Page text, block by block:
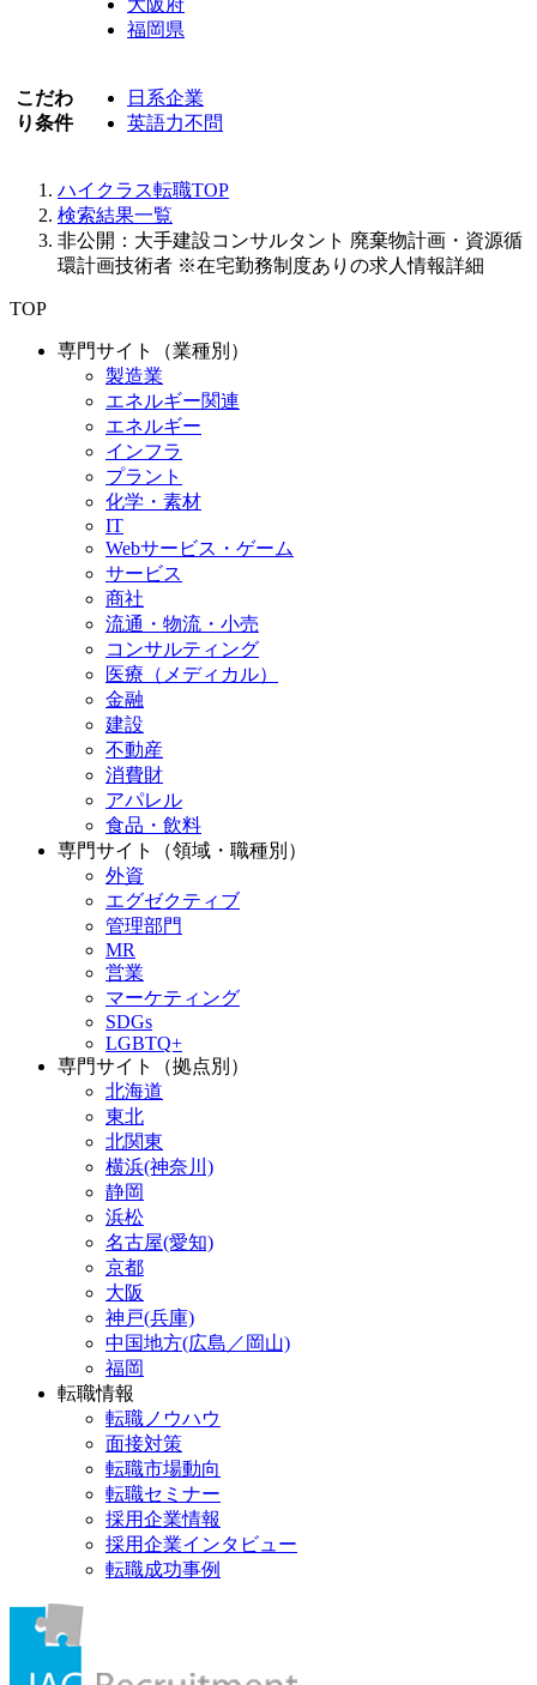
大阪府
福岡県
こだわ
り条件
日系企業
英語力不問
ハイクラス転職TOP
検索結果一覧
非公開：大手建設コンサルタント 廃棄物計画・資源循
環計画技術者 ※在宅勤務制度ありの求人情報詳細
TOP
専門サイト（業種別）
製造業
エネルギー関連
エネルギー
インフラ
プラント
化学・素材
IT
Webサービス・ゲーム
サービス
商社
流通・物流・小売
コンサルティング
医療（メディカル）
金融
建設
不動産
消費財
アパレル
食品・飲料
専門サイト（領域・職種別）
外資
エグゼクティブ
管理部門
MR
営業
マーケティング
SDGs
LGBTQ+
専門サイト（拠点別）
北海道
東北
北関東
横浜(神奈川)
静岡
浜松
名古屋(愛知)
京都
大阪
神戸(兵庫)
中国地方(広島／岡山)
福岡
転職情報
転職ノウハウ
面接対策
転職市場動向
転職セミナー
採用企業情報
採用企業インタビュー
転職成功事例